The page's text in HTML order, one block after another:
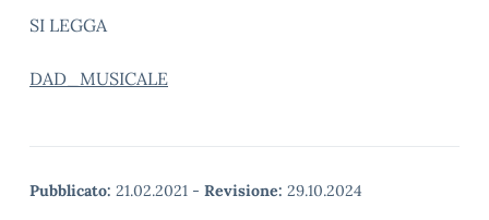
SI LEGGA
DAD_MUSICALE
Pubblicato: 21.02.2021 - Revisione: 29.10.2024